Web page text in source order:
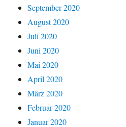
September 2020
August 2020
Juli 2020
Juni 2020
Mai 2020
April 2020
März 2020
Februar 2020
Januar 2020